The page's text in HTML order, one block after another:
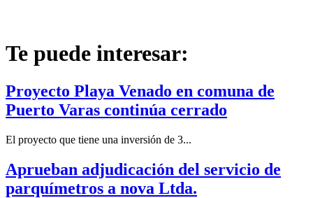
Te puede interesar:
Proyecto Playa Venado en comuna de
Puerto Varas continúa cerrado
El proyecto que tiene una inversión de 3...
Aprueban adjudicación del servicio de
parquímetros a nova Ltda.